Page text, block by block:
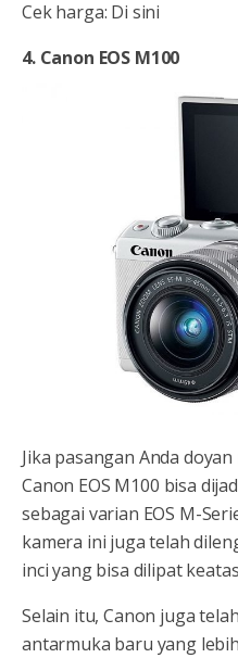
Cek harga: Di sini
4. Canon EOS M100
Jika pasangan Anda
Canon EOS M100 bisa
sebagai varian EOS M-
kamera ini juga telah
inci yang bisa dilipat
Selain itu, Canon juga
antarmuka baru yang